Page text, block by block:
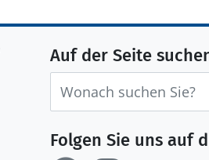
Auf der Seite
Folgen Sie uns auf